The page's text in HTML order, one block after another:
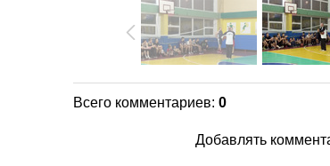
Всего комментариев: 0
Добавлять